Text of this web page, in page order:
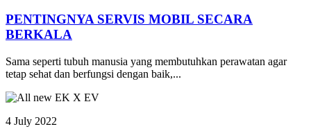
PENTINGNYA SERVIS MOBIL SECARA
BERKALA
Sama seperti tubuh manusia yang membutuhkan perawatan agar
tetap sehat dan berfungsi dengan baik,...
4 July 2022